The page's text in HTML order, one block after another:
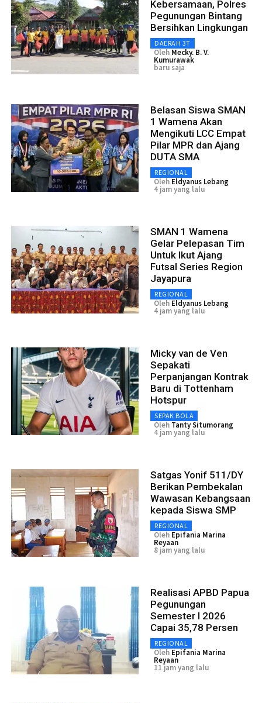
Kebersamaan, Polres
Pegunungan Bintang
Bersihkan Lingkungan
DAERAH 3T
Oleh Mecky. B. V.
Kumurawak
baru saja
Belasan Siswa SMAN
1 Wamena Akan
Mengikuti LCC Empat
Pilar MPR dan Ajang
DUTA SMA
REGIONAL
Oleh Eldyanus Lebang
4 jam yang lalu
SMAN 1 Wamena
Gelar Pelepasan Tim
Untuk Ikut Ajang
Futsal Series Region
Jayapura
REGIONAL
Oleh Eldyanus Lebang
4 jam yang lalu
Micky van de Ven
Sepakati
Perpanjangan Kontrak
Baru di Tottenham
Hotspur
SEPAK BOLA
Oleh Tanty Situmorang
4 jam yang lalu
Satgas Yonif 511/DY
Berikan Pembekalan
Wawasan Kebangsaan
kepada Siswa SMP
REGIONAL
Oleh Epifania Marina
Reyaan
8 jam yang lalu
Realisasi APBD Papua
Pegunungan
Semester I 2026
Capai 35,78 Persen
REGIONAL
Oleh Epifania Marina
Reyaan
11 jam yang lalu